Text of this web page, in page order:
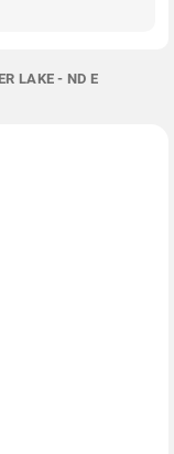
LAKE - ND E